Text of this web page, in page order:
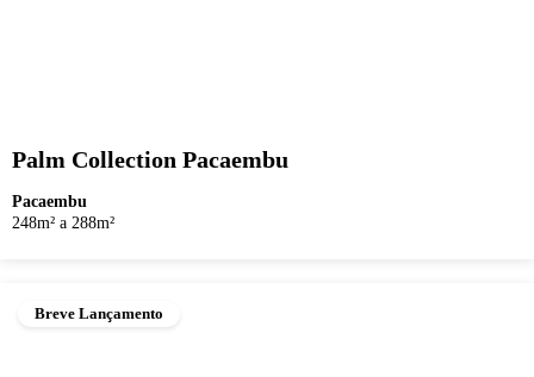
Palm Collection Pacaembu
Pacaembu
248m² a 288m²
Breve Lançamento